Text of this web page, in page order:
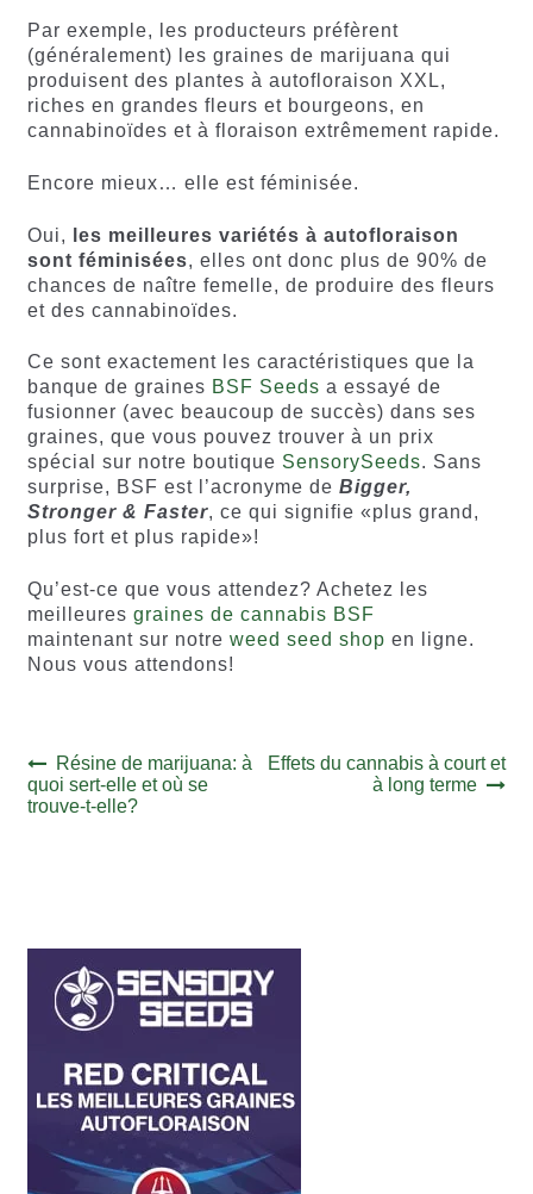
Par exemple, les producteurs préfèrent
(généralement) les graines de marijuana qui
produisent des plantes à autofloraison XXL,
riches en grandes fleurs et bourgeons, en
cannabinoïdes et à floraison extrêmement rapide.
Encore mieux… elle est féminisée.
Oui,
les meilleures variétés à autofloraison
sont féminisées, elles ont donc plus de 90% de
chances de naître femelle, de produire des fleurs
et des cannabinoïdes.
Ce sont exactement les caractéristiques que la
banque de graines BSF Seeds a essayé de
fusionner (avec beaucoup de succès) dans ses
graines, que vous pouvez trouver à un prix
spécial sur notre boutique SensorySeeds. Sans
surprise, BSF est l’acronyme de Bigger,
Stronger & Faster, ce qui signifie «plus grand,
plus fort et plus rapide»!
Qu’est-ce que vous attendez? Achetez les
meilleures graines de cannabis BSF
maintenant sur notre weed seed shop en ligne.
Nous vous attendons!
Navigation
de
Article
précédent :
Résine de marijuana: à
quoi sert-elle et où se
trouve-t-elle?
Article
Effets du cannabis à court et
à long terme